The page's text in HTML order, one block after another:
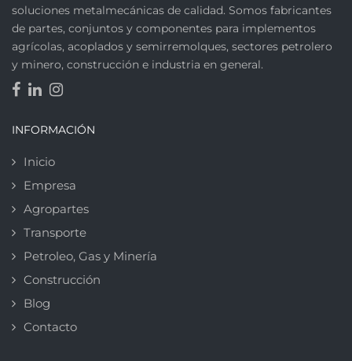
soluciones metalmecánicas de calidad. Somos fabricantes
de partes, conjuntos y componentes para implementos
agrícolas, acoplados y semirremolques, sectores petrolero
y minero, construcción e industria en general.
INFORMACIÓN
Inicio
Empresa
Agropartes
Transporte
Petroleo, Gas y Minería
Construcción
Blog
Contacto